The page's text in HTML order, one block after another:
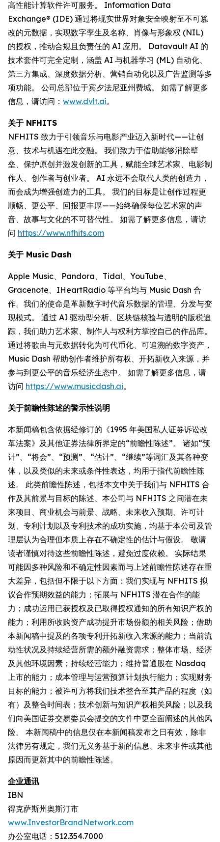
高性能计算软件许可服务。 Information Data
Exchange® (IDE) 通过将现实世界对象安全映射至不可篡
改的元数据，实现数字孪生及名称、肖像与形象权 (NIL)
的授权，推动合规且负责任的 AI 应用。 Datavault AI 的
技术套件可完全定制，涵盖 AI 与机器学习 (ML) 自动化、
第三方集成、深度数据分析、营销自动化以及广告监测等多
项功能。 公司总部位于宾夕法尼亚州费城。 如需了解更多
信息，请访问： www.dvlt.ai。
关于 NFHITS
NFHITS 致力于引领音乐与电影产业迈入新时代——让创
意、技术与机遇在此交融。 我们致力于借助能够消除壁
垒、保护原创并激发创新的工具，赋能全球艺术家、电影制
作人、创作者与创业者。 AI 永远不会取代人类的创造力，
而会成为增强创造力的工具。 我们的目标是让创作过程更
顺畅、更公平、回报更丰厚——始终确保每位艺术家的声
音、故事与文化的不可替代性。 如需了解更多信息，请访
问 https://www.nfhits.com
关于 Music Dash
Apple Music、Pandora、Tidal、YouTube、
Gracenote、IHeartRadio 等平台均与 Music Dash 合
作。我们的使命是革新数字时代音乐数据的管理、分发与变
现模式。 通过 AI 驱动型分析、区块链核验与透明的版税追
踪，我们助力艺术家、制作人与权利方掌控自己的作品库。
通过将歌曲与元数据转化为可代币化、可追溯的数字资产，
Music Dash 帮助创作者维护所有权、开拓新收入来源，并
参与到更公平的音乐经济生态中。 如需了解更多信息，请
访问 https://www.musicdash.ai。
关于前瞻性陈述的警示性说明
本新闻稿包含依据经修订的《1995 年美国私人证券诉讼改
革法案》及其他证券法律所界定的“前瞻性陈述”。 诸如“预
计”、“将会”、“预测”、“估计”、“继续”等词汇及其各种变
体，以及类似的未来或条件性表达，均用于指代前瞻性陈
述。 此类前瞻性陈述，包括本文中关于我们与 NFHITS 合
作及其前景与目标的陈述、本公司与 NFHITS 之间潜在未
来项目、商业机会与前景、战略、未来收入预期、许可计
划、专利计划以及专利技术的成功实施，均基于本公司及管
理层认为合理但本质上存在不确定性的估计与假设。 敬请
读者谨慎对待这些前瞻性陈述，避免过度依赖。 实际结果
可能因多种风险和不确定性因素而与上述前瞻性陈述存在重
大差异，包括但不限于以下方面：我们实现与 NFHITS 拟
议合作预期效益的能力；拓展与 NFHITS 潜在合作的能
力；成功运用已获授权及已取得授权通知的所有知识产权的
能力；利用所收购资产成功提升市场份额的相关风险；借助
本新闻稿中提及的各项专利开拓新收入来源的能力；当前流
动性状况及持续经营所需的额外融资需求；整体市场、经济
及其他环境因素；持续经营能力；维持普通股在 Nasdaq
上市的能力；成本管理与运营预算计划执行能力；实现财务
目标的能力；被许可方将我们技术整合至其产品的程度（如
有）及整合时间表；技术创新与知识产权相关风险；以及我
们向美国证券交易委员会提交的文件中更全面阐述的其他风
险。 本新闻稿中的信息仅在本新闻稿发布之日有效，除非
法律另有规定，我们无义务基于新的信息、未来事件或其他
原因而更新其中的前瞻性陈述。
企业通讯
IBN
得克萨斯州奥斯汀市
www.InvestorBrandNetwork.com
办公室电话：512.354.7000